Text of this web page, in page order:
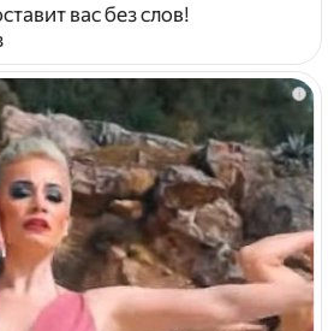
вас без слов!
i